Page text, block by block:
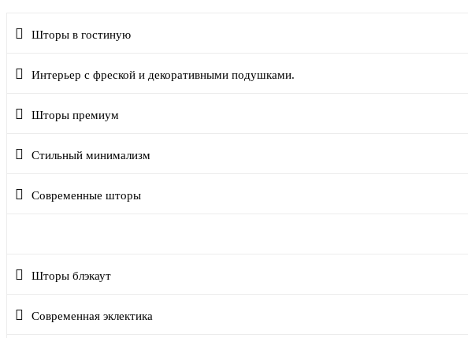
Шторы в гостиную
Интерьер с фреской и декоративными подушками.
Шторы премиум
Стильный минимализм
Современные шторы
Шторы блэкаут
Современная эклектика